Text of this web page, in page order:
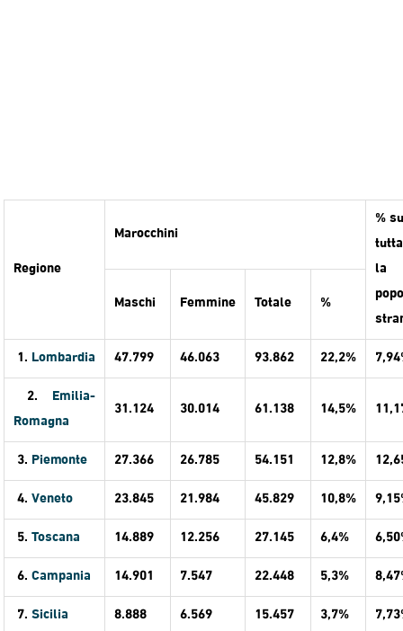
Regione
Marocchini
% su
tutta
la
Maschi Femmine Totale %
1. Lombardia 47.799 46.063 93.862 22,2%
2.
Emilia-
Romagna
31.124 30.014 61.138 14,5%
3. Piemonte 27.366 26.785 54.151 12,8%
4. Veneto 23.845 21.984 45.829 10,8%
5. Toscana 14.889 12.256 27.145 6,4%
6. Campania 14.901 7.547 22.448 5,3%
7. Sicilia 8.888 6.569 15.457 3,7%